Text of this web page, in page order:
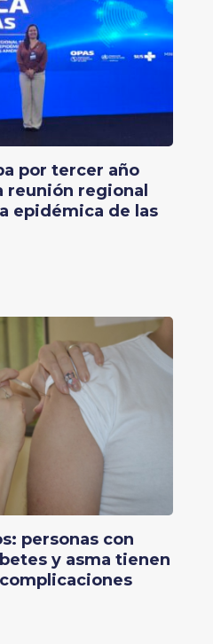
por tercer año
reunión regional
epidémica de las
personas con
y asma tienen